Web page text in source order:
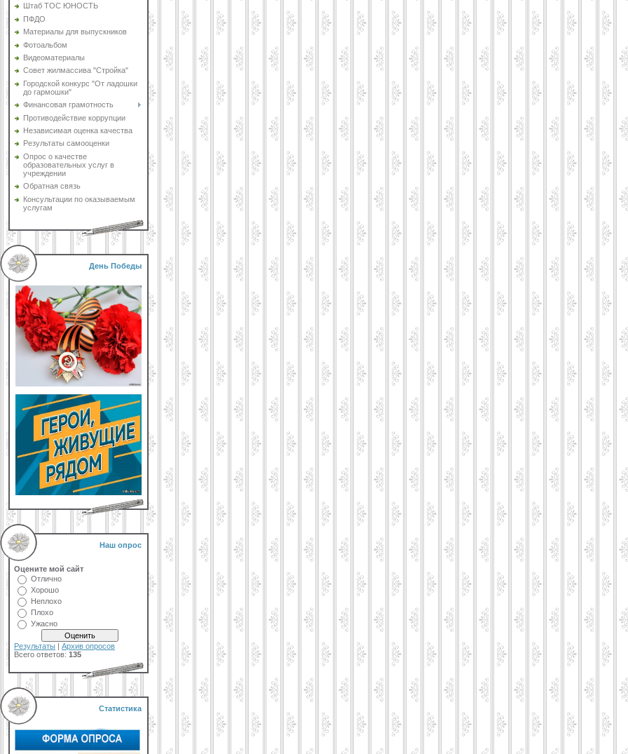
Штаб ТОС ЮНОСТЬ
ПФДО
Материалы для выпускников
Фотоальбом
Видеоматериалы
Совет жилмассива "Стройка"
Городской конкурс "От ладошки
до гармошки"
Финансовая грамотность
Противодействие коррупции
Независимая оценка качества
Результаты самооценки
Опрос о качестве
образовательных услуг в
учреждении
Обратная связь
Консультации по оказываемым
услугам
День Победы
Наш опрос
Оцените мой сайт
Отлично
Хорошо
Неплохо
Плохо
Ужасно
Результаты | Архив опросов
Всего ответов: 135
Статистика